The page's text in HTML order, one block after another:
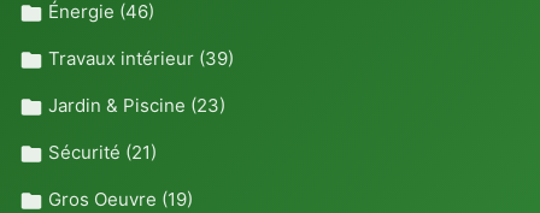
Énergie (46)
Travaux intérieur (39)
Jardin & Piscine (23)
Sécurité (21)
Gros Oeuvre (19)